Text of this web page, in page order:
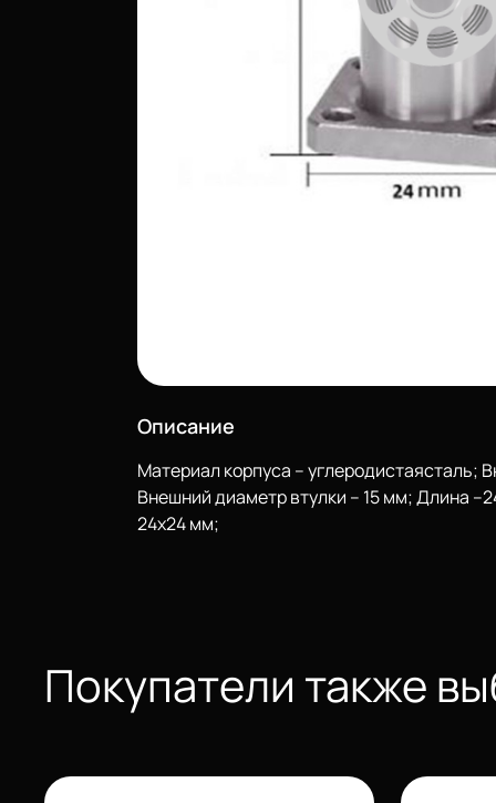
Описание
Материал корпуса – углеродистаясталь;
Внешний диаметр втулки – 15 мм; Длина
24х24 мм;
Покупатели также
Войти
Филиалы